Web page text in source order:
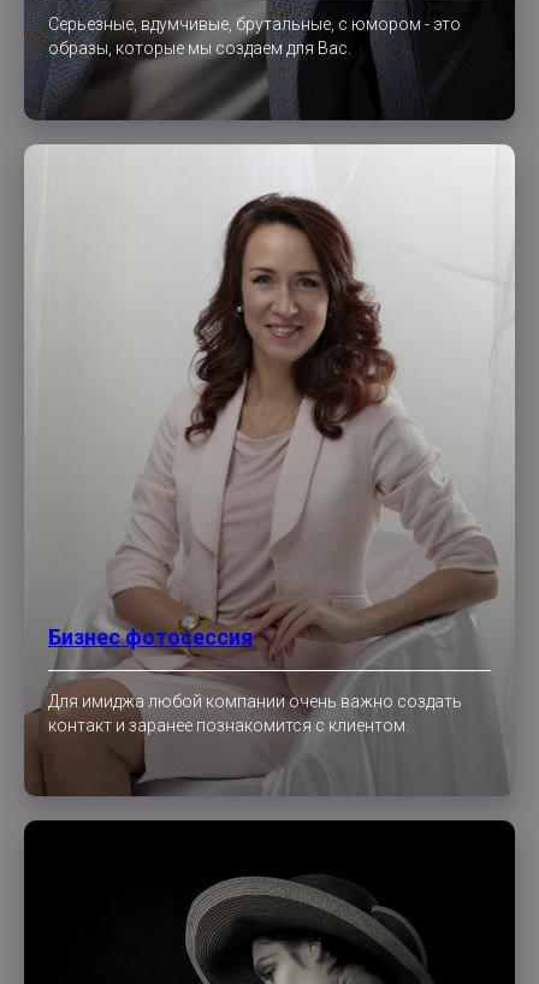
Серьезные, вдумчивые, брутальные, с юмором - это
образы, которые мы создаем для Вас.
Бизнес фотосессия
Для имиджа любой компании очень важно создать
контакт и заранее познакомится с клиентом.